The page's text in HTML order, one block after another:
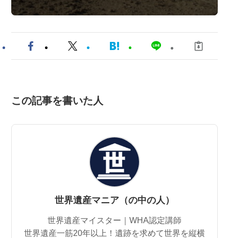
この記事を書いた人
世界遺産マニア（の中の人）
世界遺産マイスター｜WHA認定講師
世界遺産一筋20年以上！遺跡を求めて世界を縦横